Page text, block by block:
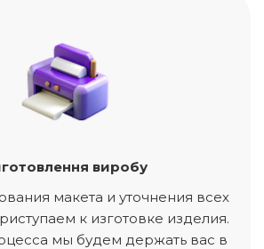
виробу
макета и уточнения всех
к изготовке изделия.
мы будем держать вас в